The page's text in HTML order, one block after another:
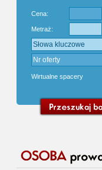
Cena:
Metraż:
Wirtualne spacery